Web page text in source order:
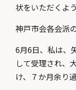
状をいただくよ
神戸市会各会派
6月6日、私は、
して受理され、
け、７か月余り